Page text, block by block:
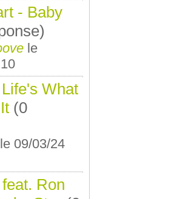
- Baby
le
What
(0
le 09/03/24
Ron